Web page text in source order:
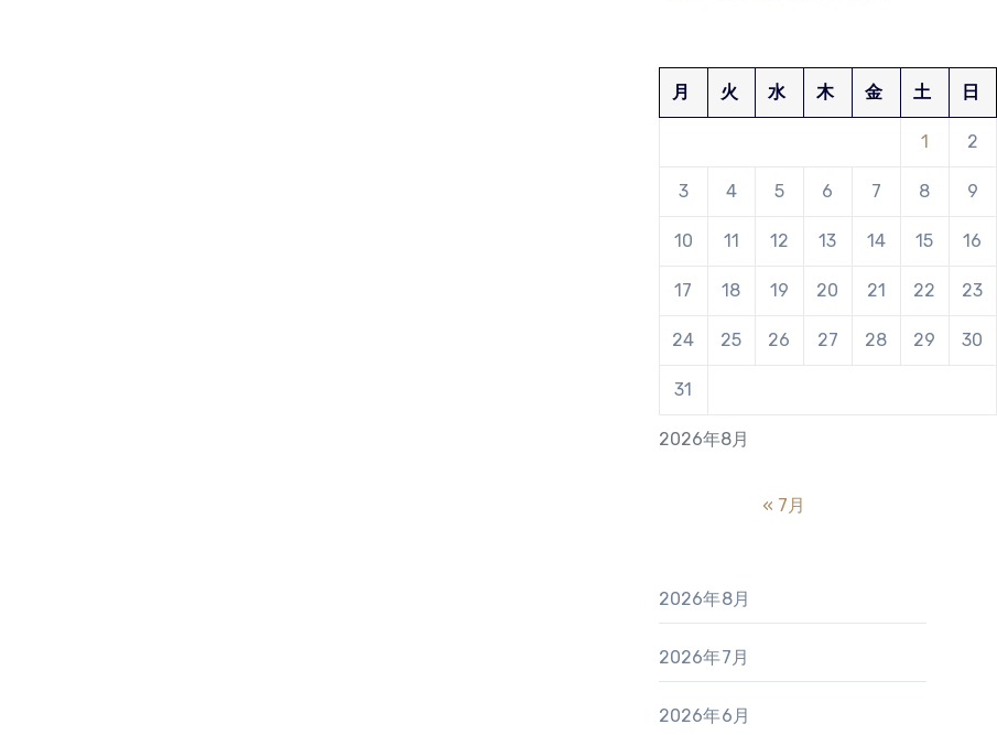
2026年8月
月 火 水 木 金 土 日
1 2
3 4 5 6 7 8 9
10 11 12 13 14 15 16
17 18 19 20 21 22 23
24 25 26 27 28 29 30
31
« 7月
2026年8月
2026年7月
2026年6月